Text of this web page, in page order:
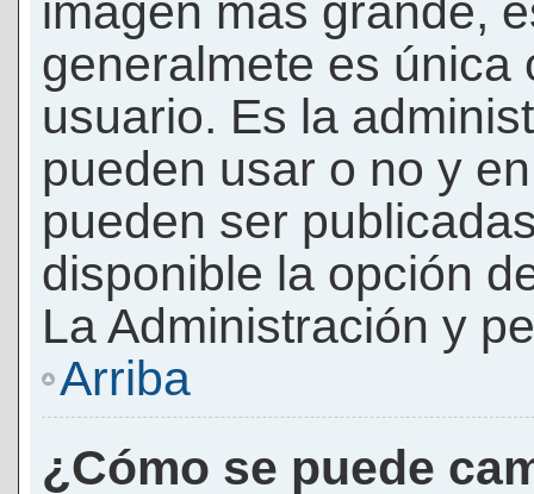
imagen más grande,
generalmete es única
usuario. Es la
pueden usar o no y
pueden ser
disponible la opción
La Administración y
Arriba
¿Cómo se puede